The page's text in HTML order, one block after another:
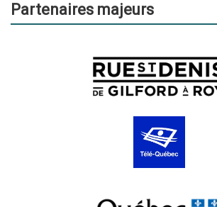
Partenaires majeurs